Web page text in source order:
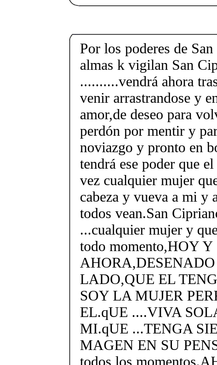
Por los poderes de
almas k vigilan San
..........vendrá ahora
venir arrastrandose y
amor,de deseo para
perdón por mentir y
noviazgo y pronto en
tendrá ese poder que
vez cualquier mujer
cabeza y vueva a mi y
todos vean.San
...cualquier mujer y
todo momento,HOY Y
LADO,QUE EL
SOY LA MUJER
EL.qUE ....VIVA
MI.qUE ...TENGA
MAGEN EN SU
todos los